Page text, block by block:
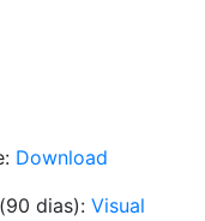
Download
dias): Visual